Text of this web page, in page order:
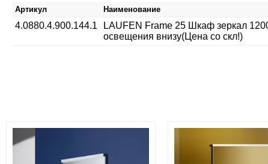
Артикул Наименование
4.0880.4.900.144.1
LAUFEN Frame 25 Шкаф зеркал
освещения внизу(Цена со скл!)